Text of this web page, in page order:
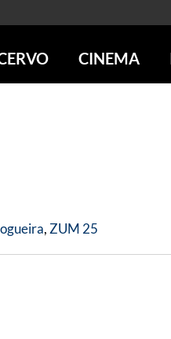
ARTE CONTEMPORÂNEA
CINEMA
COLEÇÃO DVD
, ZUM 25